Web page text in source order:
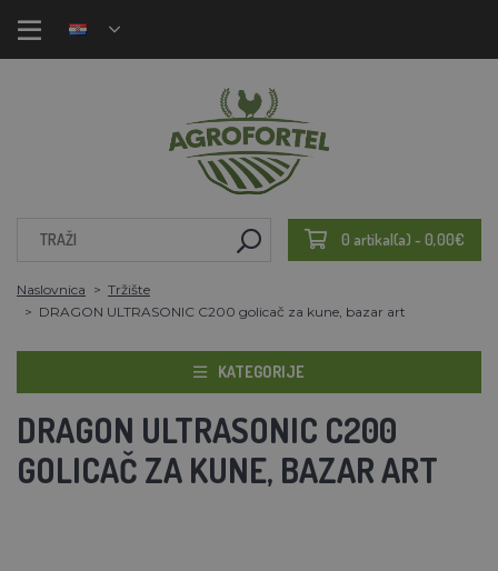
0 artikal(a) - 0,00€
Naslovnica
Tržište
DRAGON ULTRASONIC C200 golicač za kune, bazar art
KATEGORIJE
DRAGON ULTRASONIC C200
GOLICAČ ZA KUNE, BAZAR ART